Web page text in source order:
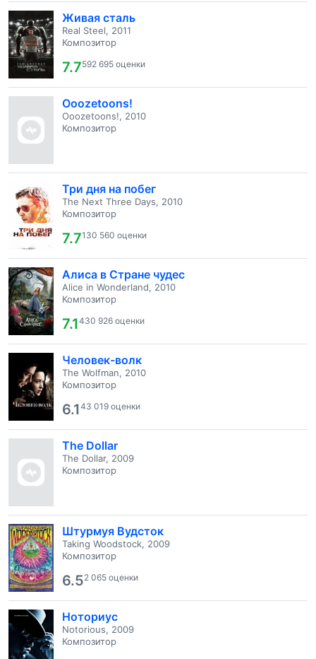
Живая сталь
Real Steel, 2011
Композитор
7.7592 695 оценки
Ooozetoons!
Ooozetoons!, 2010
Композитор
Три дня на побег
The Next Three Days, 2010
Композитор
7.7130 560 оценки
Алиса в Стране чудес
Alice in Wonderland, 2010
Композитор
7.1430 926 оценки
Человек-волк
The Wolfman, 2010
Композитор
6.143 019 оценки
The Dollar
The Dollar, 2009
Композитор
Штурмуя Вудсток
Taking Woodstock, 2009
Композитор
6.52 065 оценки
Ноториус
Notorious, 2009
Композитор